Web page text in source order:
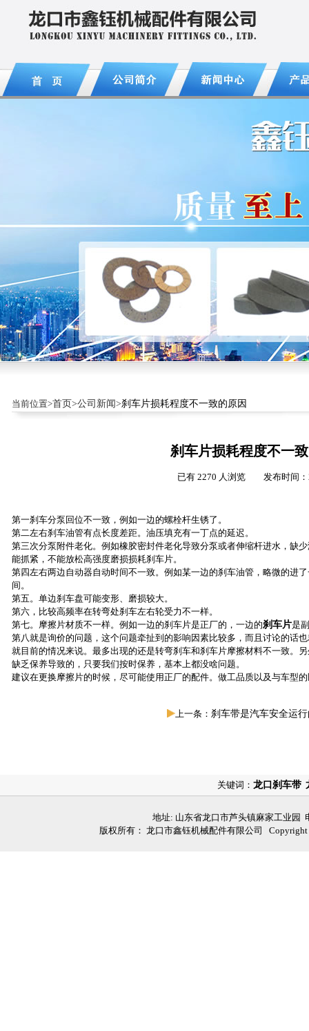
当前位置>首页>公司新闻>刹车片损耗程度不一致的原因
刹车片损耗程度不一
已有 2270 人浏览 发布时间：
第一刹车分泵回位不一致，例如一边的螺栓杆生锈了。
第二左右刹车油管有点长度差距。油压填充有一丁点的延迟。
第三次分泵附件老化。例如橡胶密封件老化导致分泵或者伸缩杆进水，缺
能抓紧，不能放松高强度磨损损耗刹车片。
第四左右两边自动器自动时间不一致。例如某一边的刹车油管，略微的进
间。
第五。单边刹车盘可能变形、磨损较大。
第六，比较高频率在转弯处刹车左右轮受力不一样。
第七。摩擦片材质不一样。例如一边的刹车片是正厂的，一边的刹车片是
第八就是询价的问题，这个问题牵扯到的影响因素比较多，而且讨论的话
就目前的情况来说。最多出现的还是转弯刹车和刹车片摩擦材料不一致。
缺乏保养导致的，只要我们按时保养，基本上都没啥问题。
建议在更换摩擦片的时候，尽可能使用正厂的配件。做工品质以及与车型
上一条： 刹车带是汽车安全运
关键词： 龙口刹车带
地址: 山东省龙口市芦头镇麻家工业园
版权所有： 龙口市鑫钰机械配件有限公司 Copyright